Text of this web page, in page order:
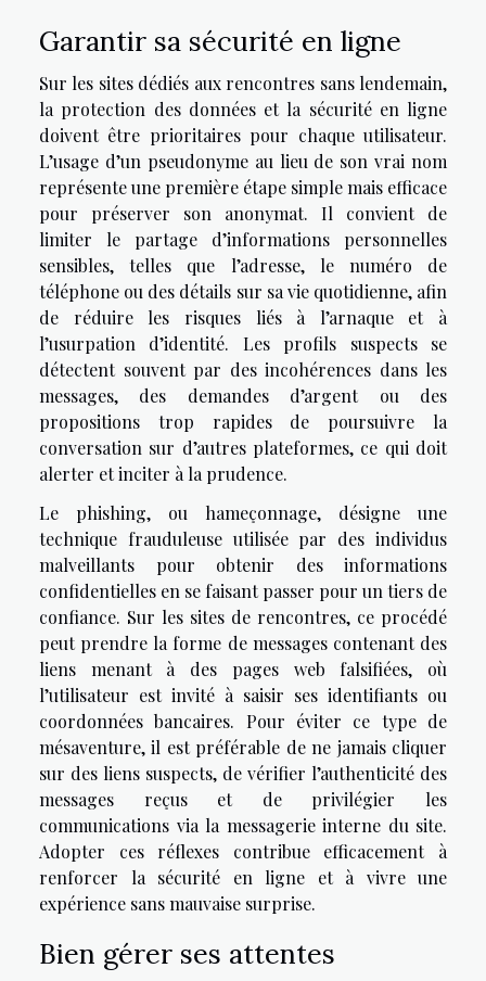
Garantir sa sécurité en ligne
Sur les sites dédiés aux rencontres sans lendemain,
la protection des données et la sécurité en ligne
doivent être prioritaires pour chaque utilisateur.
L’usage d’un pseudonyme au lieu de son vrai nom
représente une première étape simple mais efficace
pour préserver son anonymat. Il convient de
limiter le partage d’informations personnelles
sensibles, telles que l’adresse, le numéro de
téléphone ou des détails sur sa vie quotidienne, afin
de réduire les risques liés à l’arnaque et à
l’usurpation d’identité. Les profils suspects se
détectent souvent par des incohérences dans les
messages, des demandes d’argent ou des
propositions trop rapides de poursuivre la
conversation sur d’autres plateformes, ce qui doit
alerter et inciter à la prudence.
Le phishing, ou hameçonnage, désigne une
technique frauduleuse utilisée par des individus
malveillants pour obtenir des informations
confidentielles en se faisant passer pour un tiers de
confiance. Sur les sites de rencontres, ce procédé
peut prendre la forme de messages contenant des
liens menant à des pages web falsifiées, où
l’utilisateur est invité à saisir ses identifiants ou
coordonnées bancaires. Pour éviter ce type de
mésaventure, il est préférable de ne jamais cliquer
sur des liens suspects, de vérifier l’authenticité des
messages reçus et de privilégier les
communications via la messagerie interne du site.
Adopter ces réflexes contribue efficacement à
renforcer la sécurité en ligne et à vivre une
expérience sans mauvaise surprise.
Bien gérer ses attentes